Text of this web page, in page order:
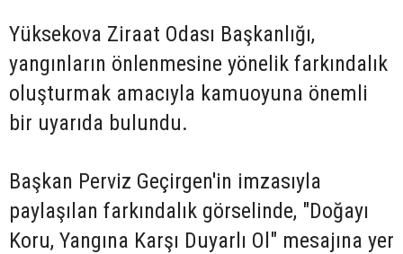
Yüksekova Ziraat Odası Başkanlığı,
yangınların önlenmesine yönelik farkındalık
oluşturmak amacıyla kamuoyuna önemli
bir uyarıda bulundu.
Başkan Perviz Geçirgen'in imzasıyla
paylaşılan farkındalık görselinde, "Doğayı
Koru, Yangına Karşı Duyarlı Ol" mesajına yer